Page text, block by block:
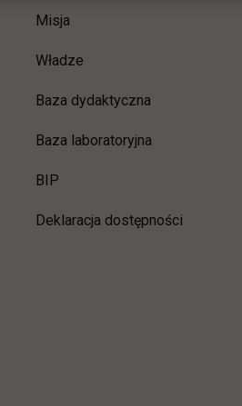
Misja
Władze
Baza dydaktyczna
Baza laboratoryjna
BIP
Deklaracja dostępności